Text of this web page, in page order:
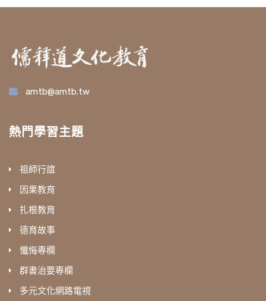
amtb@amtb.tw
熱門學習主題
祖師行誼
因果教育
扎根教育
德育故事
懺悔專欄
群書治要專欄
多元文化網路電視